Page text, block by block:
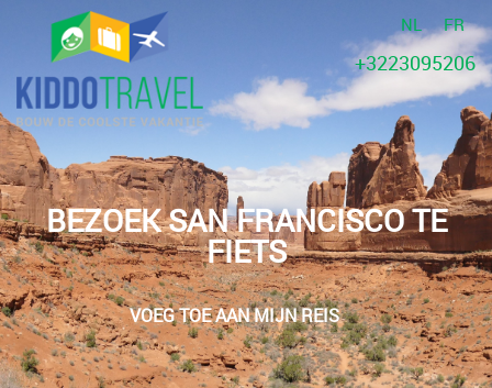
NL FR
+3223095206
BEZOEK SAN FRANCISCO TE
FIETS
VOEG TOE AAN MIJN REIS